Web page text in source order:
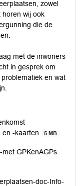
zowel
horen wij ook
die de
met de inwoners
in gesprek om
en wat
en -kaarten
5 MB
GPKenAGPs
doc-Info-